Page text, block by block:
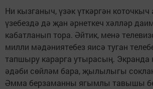
Ни кызганыч, үзәк үткәргән
үзебездә дә җан әрнеткеч хәлләр
кабатланып тора. Әйтик, менә
милли мәдәниятебез яисә туган
тапшыру карарга утырасың. Экранда
әдәби сөйләм бара, җылылыгы
Әмма берзаманны ягымлы тавышы